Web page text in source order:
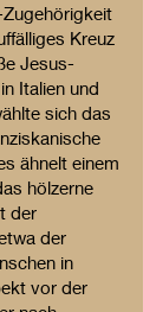
Kreuz
Jesus-
Italien und
sich das
ähnelt einem
hölzerne
der
der
in
vor der